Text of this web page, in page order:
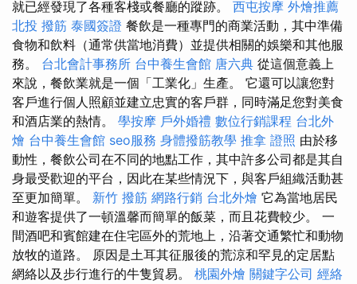
就已經發現了各種客棧或餐廳的蹤跡。 西屯按摩 外燴推薦
北投 撥筋 泰國簽證 餐飲是一種專門的商業活動，其中準備
食物和飲料（通常供當地消費）並提供相關的娛樂和其他服
務。 台北會計事務所 台中養生會館 唐六典 從這個意義上
來說，餐飲業就是一個「工業化」生產。 它還可以讓您對
客戶進行個人照顧並建立忠實的客戶群，同時滿足您對美食
和酒店業的熱情。 學按摩 戶外婚禮 數位行銷課程 台北外
燴 台中養生會館 seo服務 身體撥筋教學 推拿 證照 由於移
動性，餐飲公司在不同的地點工作，其中許多公司都是其自
身最受歡迎的平台，因此在某些情況下，與客戶組織活動甚
至更加簡單。 新竹 撥筋 網路行銷 台北外燴 它為當地居民
和遊客提供了一頓溫馨而簡單的飯菜，而且花費較少。 一
間酒吧和賓館建在住宅區外的荒地上，沿著交通繁忙和動物
放牧的道路。 原因是土耳其征服後的荒涼和罕見的定居點
網絡以及步行進行的牛隻貿易。 桃園外燴 關鍵字公司 經絡